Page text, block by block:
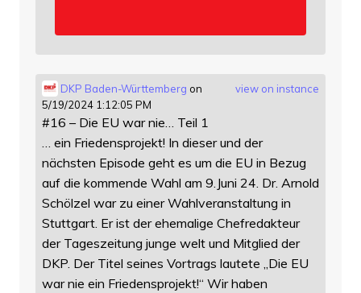
view on instance
DKP Baden-Württemberg on
5/19/2024 1:12:05 PM
#16 – Die EU war nie… Teil 1
… ein Friedensprojekt! In dieser und der
nächsten Episode geht es um die EU in Bezug
auf die kommende Wahl am 9.Juni 24. Dr. Arnold
Schölzel war zu einer Wahlveranstaltung in
Stuttgart. Er ist der ehemalige Chefredakteur
der Tageszeitung junge welt und Mitglied der
DKP. Der Titel seines Vortrags lautete „Die EU
war nie ein Friedensprojekt!“ Wir haben